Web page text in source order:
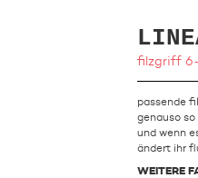
filzgriff
passende
genauso
und wenn
ändert ihr
WEITERE